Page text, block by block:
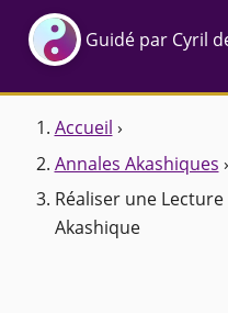
Guidé par Cyril
Accueil ›
Annales Akashiques ›
Réaliser une
Akashique